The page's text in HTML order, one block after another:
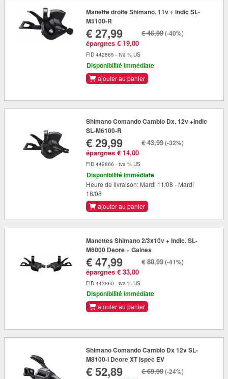
Manette droite Shimano. 11v + Indic SL-
M5100-R
€ 27,99
épargnes € 19,00
€ 46,99(-40%)
FID 442865 - tva % US
Disponibilité immédiate
ajouter au panier
Shimano Comando Cambio Dx. 12v +Indic
SL-M6100-R
€ 29,99
épargnes € 14,00
€ 43,99(-32%)
FID 442866 - tva % US
Disponibilité immédiate
Heure de livraison: Mardi 11/08 - Mardi
18/08
ajouter au panier
Manettes Shimano 2/3x10v + Indic. SL-
M6000 Deore + Gaines
€ 47,99
épargnes € 33,00
€ 80,99(-41%)
FID 442860 - tva % US
Disponibilité immédiate
ajouter au panier
Shimano Comando Cambio Dx 12v SL-
M8100-I Deore XT Ispec EV
€ 52,89 € 69,99(-24%)